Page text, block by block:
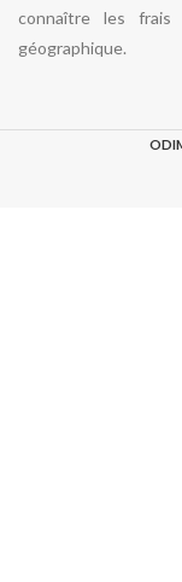
connaître les
géographique.